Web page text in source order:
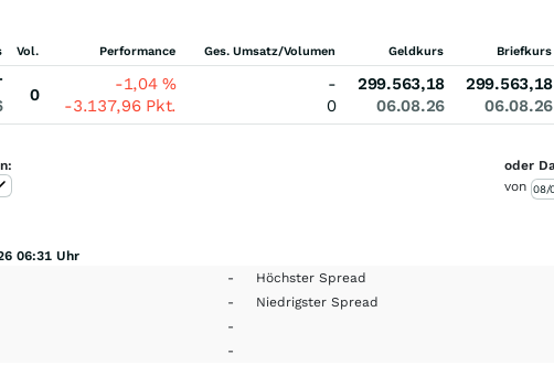
Vol. Performance Ges. Umsatz/Volumen Geldkurs Briefkurs
0
-1,04%
-3.137,96 Pkt.
-
0
299.563,18
06.08.26
299.563,18
06.08.26
oder
von
06:31 Uhr
- Höchster Spread
- Niedrigster Spread
-
-